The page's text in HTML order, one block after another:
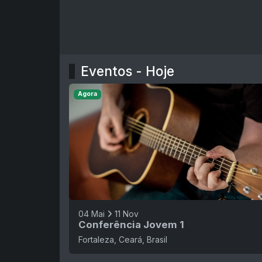
Eventos - Hoje
04 Mai 11 Nov
Conferência Jovem 1
Fortaleza, Ceará, Brasil
Agora